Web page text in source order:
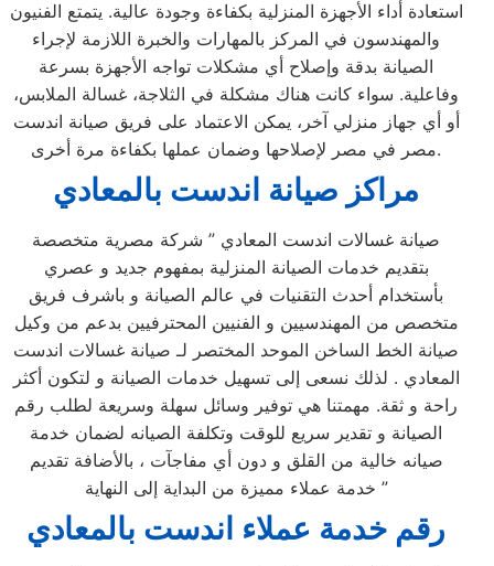
استعادة أداء الأجهزة المنزلية بكفاءة وجودة عالية. يتمتع الفنيون
والمهندسون في المركز بالمهارات والخبرة اللازمة لإجراء
الصيانة بدقة وإصلاح أي مشكلات تواجه الأجهزة بسرعة
وفاعلية. سواء كانت هناك مشكلة في الثلاجة، غسالة الملابس،
أو أي جهاز منزلي آخر، يمكن الاعتماد على فريق صيانة اندست
مصر في مصر لإصلاحها وضمان عملها بكفاءة مرة أخرى.
مراكز صيانة اندست بالمعادي
صيانة غسالات اندست المعادي ” شركة مصرية متخصصة
بتقديم خدمات الصيانة المنزلية بمفهوم جديد و عصري
بأستخدام أحدث التقنيات في عالم الصيانة و باشرف فريق
متخصص من المهندسيين و الفنيين المحترفيين بدعم من وكيل
صيانة الخط الساخن الموحد المختصر لـ صيانة غسالات اندست
المعادي . لذلك نسعى إلى تسهيل خدمات الصيانة و لتكون أكثر
راحة و ثقة. مهمتنا هي توفير وسائل سهلة وسريعة لطلب رقم
الصيانة و تقدير سريع للوقت وتكلفة الصيانه لضمان خدمة
صيانه خالية من القلق و دون أي مفاجآت ، بالأضافة تقديم
خدمة عملاء مميزة من البداية إلى النهاية ”
رقم خدمة عملاء اندست بالمعادي